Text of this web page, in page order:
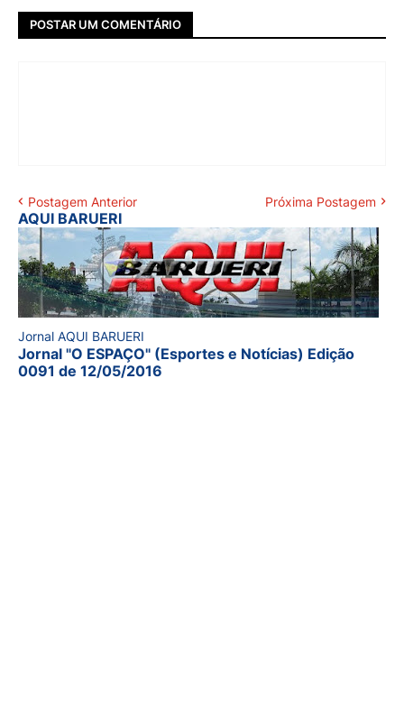
POSTAR UM COMENTÁRIO
Postagem Anterior Próxima Postagem
AQUI BARUERI
Jornal AQUI BARUERI
Jornal "O ESPAÇO" (Esportes e Notícias) Edição
0091 de 12/05/2016